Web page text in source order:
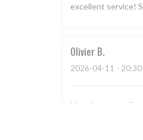
excellent service!
Olivier B
2026-04-11 - 20:30
Nourriture